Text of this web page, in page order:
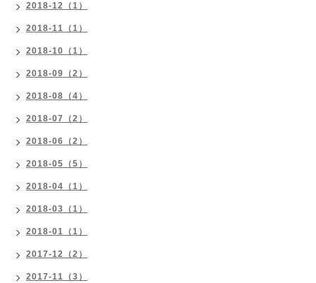
2018-12（1）
2018-11（1）
2018-10（1）
2018-09（2）
2018-08（4）
2018-07（2）
2018-06（2）
2018-05（5）
2018-04（1）
2018-03（1）
2018-01（1）
2017-12（2）
2017-11（3）